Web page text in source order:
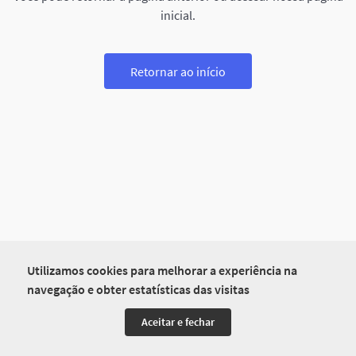
Utilizamos cookies para melhorar a experiência na
navegação e obter estatísticas das visitas
Aceitar e fechar
inicial.
Retornar ao início